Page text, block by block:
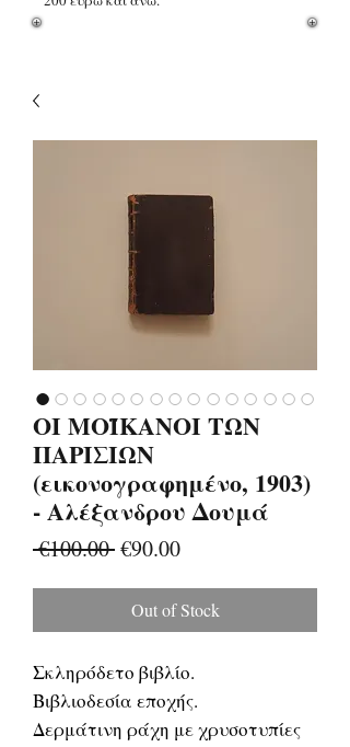
ΟΙ ΜΟΪΚΑΝΟΙ ΤΩΝ
ΠΑΡΙΣΙΩΝ
(εικονογραφημένο, 1903)
- Αλέξανδρου Δουμά
€100.00 Regular
€90.00Sale
Out of Stock
Σκληρόδετο βιβλίο.
Βιβλιοδεσία εποχής.
Δερμάτινη ράχη με χρυσοτυπίες